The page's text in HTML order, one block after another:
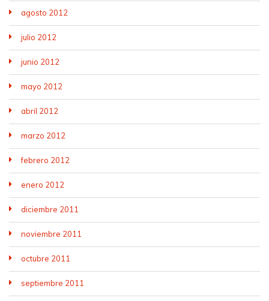
agosto 2012
julio 2012
junio 2012
mayo 2012
abril 2012
marzo 2012
febrero 2012
enero 2012
diciembre 2011
noviembre 2011
octubre 2011
septiembre 2011